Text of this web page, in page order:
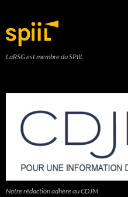
LaRSG est membre du SPIIL
Notre rédaction adhère au CDJM